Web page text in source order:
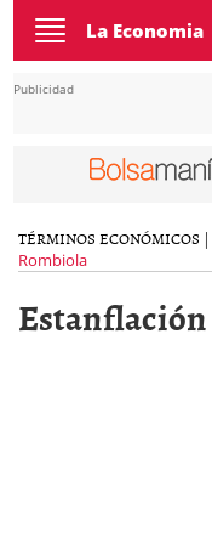
Toggle
navigation
La Economia
Publicidad
TÉRMINOS ECONÓMICOS |
Rombiola
Estanflación